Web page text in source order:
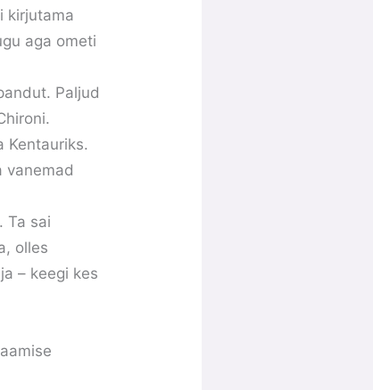
kirjutama
aga ometi
Paljud
Kentauriks.
vanemad
Ta sai
olles
– keegi kes